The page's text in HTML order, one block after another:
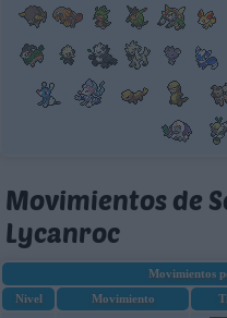
Movimientos de
Lycanroc
Movimientos
Nivel
Movimiento